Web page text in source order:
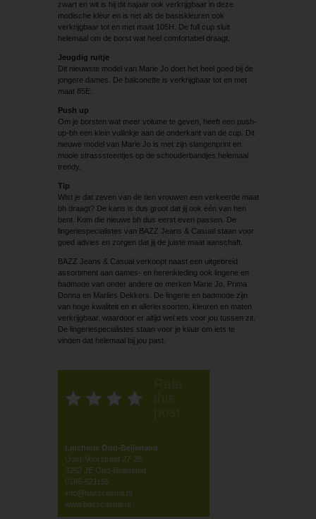
zwart en wit is hij dit najaar ook verkrijgbaar in deze
modische kleur en is net als de basiskleuren ook
verkrijgbaar tot en met maat 105H. De full cup sluit
helemaal om de borst wat heel comfortabel draagt.
Jeugdig ruitje
Dit nieuwste model van Marie Jo doet het heel goed bij de
jongere dames. De balconette is verkrijgbaar tot en met
maat 85E.
Push up
Om je borsten wat meer volume te geven, heeft een push-
up-bh een klein vullinkje aan de onderkant van de cup. Dit
nieuwe model van Marie Jo is met zijn slangenprint en
mooie strasssteentjes op de schouderbandjes helemaal
trendy.
Tip
Wist je dat zeven van de tien vrouwen een verkeerde maat
bh draagt? De kans is dus groot dat jij ook één van hen
bent. Kom die nieuwe bh dus eerst even passen. De
lingeriespecialistes van BAZZ Jeans & Casual staan voor
goed advies en zorgen dat jij de juiste maat aanschaft.
BAZZ Jeans & Casual verkoopt naast een uitgebreid
assortiment aan dames- en herenkleding ook lingerie en
badmode van onder andere de merken Marie Jo, Prima
Donna en Marlies Dekkers. De lingerie en badmode zijn
van hoge kwaliteit en in allerlei soorten, kleuren en maten
verkrijgbaar, waardoor er altijd wel iets voor jou tussen zit.
De lingeriespecialistes staan voor je klaar om iets te
vinden dat helemaal bij jou past.
Lincherie Oud-Beijerland
Oost-Voorstraat 27-28
3262 JE Oud-Beijerland
0186-621155
info@bazzcasual.nl
www.bazzcasual.nl